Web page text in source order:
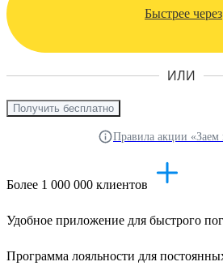
Быстрее через
ИЛИ
Получить бесплатно
Правила акции «Заем
Более 1 000 000 клиентов
Удобное приложение для быстрого
Программа лояльности для